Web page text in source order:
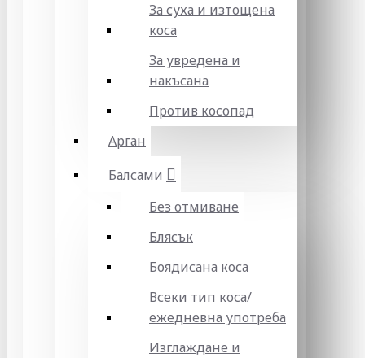
За суха и изтощена
коса
За увредена и
накъсана
Против косопад
Арган
Балсами
Без отмиване
Блясък
Боядисана коса
Всеки тип коса/
ежедневна употреба
Изглаждане и